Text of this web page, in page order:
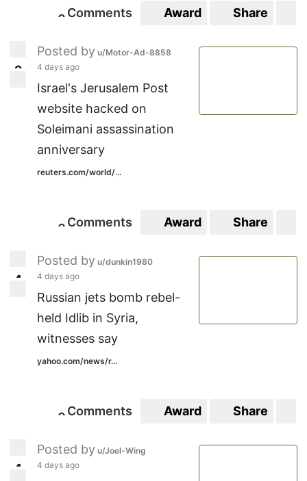
00
Comments Award Share
22
Posted by u/Motor-Ad-8858
4 days ago
Israel's Jerusalem Post
website hacked on
Soleimani assassination
anniversary
reuters.com/world/...
00
Comments Award Share
4
Posted by u/dunkin1980
4 days ago
Russian jets bomb rebel-
held Idlib in Syria,
witnesses say
yahoo.com/news/r...
00
Comments Award Share
4
Posted by u/Joel-Wing
4 days ago